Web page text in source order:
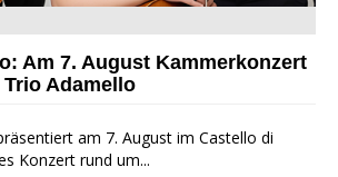
Am 7. August Kammerkonzert
Adamello
am 7. August im Castello di
Konzert rund um...